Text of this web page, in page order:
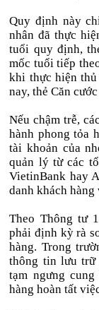
Quy định này
nhân đã thực
tuổi quy định,
mốc tuổi tiếp
khi thực hiện
nay, thẻ Căn
Nếu chậm trễ,
hành phong tỏa
tài khoản của
quản lý từ các
VietinBank hay
danh khách hàng
Theo Thông tư
phải định kỳ rà
hàng. Trong
thông tin lưu trữ
tạm ngưng
hàng hoàn tất